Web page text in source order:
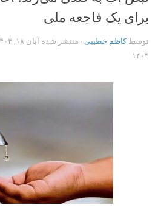
برای یک فاجعه ملی
توسطکاظم خطیبی · منتشر شده آبان ۱۸, ۱۴۰۴
۱۴۰۴